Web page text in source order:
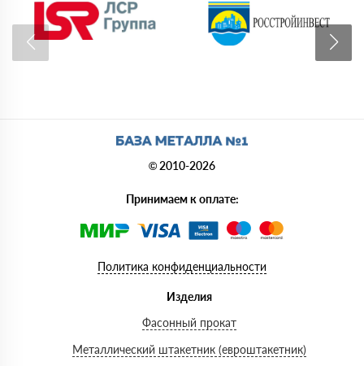
© 2010-2026
Принимаем к оплате:
Политика конфиденциальности
Изделия
Фасонный прокат
Металлический штакетник (евроштакетник)